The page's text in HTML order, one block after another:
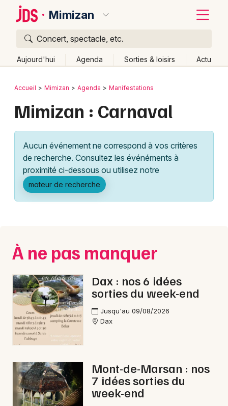
Mimizan
Concert, spectacle, etc.
Aujourd'hui Agenda Sorties & loisirs Actu
Publier un événement
Grands événements
Activité & Expérience
Manifestations
Spectacles
Concerts
Sports
Soirées
Sorties famille
Expos
Sorties & loisirs
Bordeaux
Lille
Lyon
Marseille
Nantes
Nice
Paris
Strasbourg
Toulouse
Retour
Accueil Mimizan Agenda Manifestations
Mimizan : Carnaval
Aucun événement ne correspond à vos critères
de recherche. Consultez les événéments à
proximité ci-dessous ou utilisez notre
moteur de recherche
À ne pas manquer
Dax : nos 6 idées
sorties du week-end
Jusqu'au 09/08/2026
Dax
Mont-de-Marsan : nos
7 idées sorties du
week-end
Quoi ?
Où ?
Près de moi
Changer de lieu
Quand ?
Ce week-end